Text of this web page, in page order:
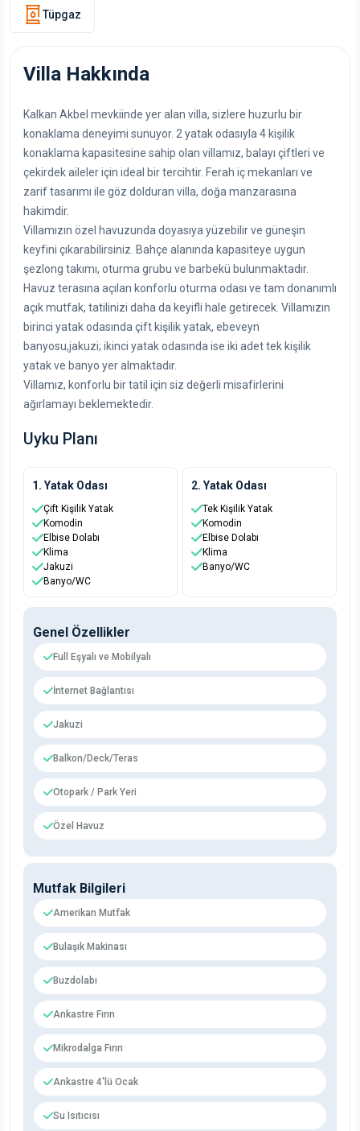
Tüpgaz
Villa Hakkında
Kalkan Akbel mevkiinde yer alan villa, sizlere huzurlu bir
konaklama deneyimi sunuyor. 2 yatak odasıyla 4 kişilik
konaklama kapasitesine sahip olan villamız, balayı çiftleri ve
çekirdek aileler için ideal bir tercihtir. Ferah iç mekanları ve
zarif tasarımı ile göz dolduran villa, doğa manzarasına
hakimdir.
Villamızın özel havuzunda doyasıya yüzebilir ve güneşin
keyfini çıkarabilirsiniz. Bahçe alanında kapasiteye uygun
şezlong takımı, oturma grubu ve barbekü bulunmaktadır.
Havuz terasına açılan konforlu oturma odası ve tam donanımlı
açık mutfak, tatilinizi daha da keyifli hale getirecek. Villamızın
birinci yatak odasında çift kişilik yatak, ebeveyn
banyosu,jakuzi; ikinci yatak odasında ise iki adet tek kişilik
yatak ve banyo yer almaktadır.
Villamız, konforlu bir tatil için siz değerli misafirlerini
ağırlamayı beklemektedir.
Uyku Planı
1. Yatak Odası
Çift Kişilik Yatak
Komodin
Elbise Dolabı
Klima
Jakuzi
Banyo/WC
2. Yatak Odası
Tek Kişilik Yatak
Komodin
Elbise Dolabı
Klima
Banyo/WC
Genel Özellikler
Full Eşyalı ve Mobilyalı
İnternet Bağlantısı
Jakuzi
Balkon/Deck/Teras
Otopark / Park Yeri
Özel Havuz
Mutfak Bilgileri
Amerikan Mutfak
Bulaşık Makinası
Buzdolabı
Ankastre Fırın
Mikrodalga Fırın
Ankastre 4'lü Ocak
Su Isıtıcısı